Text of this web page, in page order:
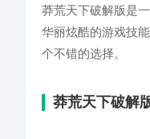
莽荒天下破解版是
华丽炫酷的游戏技
个不错的选择。
莽荒天下破解